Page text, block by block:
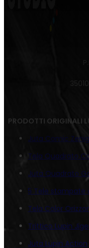
PRODOTTI ORIGINALI
Juta Comic
Tela Quadrato
Juta Quadrato
5 Tele stampate
Tela Color
Trittico Lupin
Juta Lupin Action